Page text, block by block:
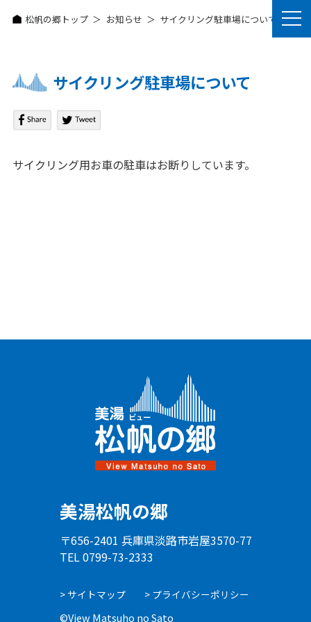
松帆の郷トップ お知らせ サイクリング駐車場について
サイクリング駐車場について
サイクリング用お車の駐車はお断りしています。
美湯松帆の郷
〒656-2401 兵庫県淡路市岩屋3570-77
TEL 0799-73-2333
サイトマップ プライバシーポリシー
©View Matsuho no Sato